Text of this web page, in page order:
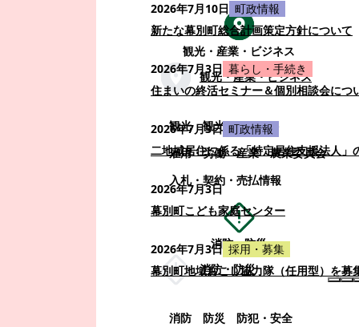
観光・産業・ビジネス
観光・産業・ビジネス
観光
観光・イベント
雇用・労働
産業
農業委員会
入札・契約・売払情報
消防・防災
消防・防災
消防 防災 防犯・安全
2026年7月10日 町政情報
新たな幕別町総合計画策定方針について
2026年7月3日 暮らし・手続き
住まいの終活セミナー＆個別相談会につ
2026年7月3日 町政情報
二地域居住に係る「特定居住支援法人」
2026年7月3日
幕別町こども家庭センター
2026年7月3日 採用・募集
幕別町地域おこし協力隊（任用型）を募